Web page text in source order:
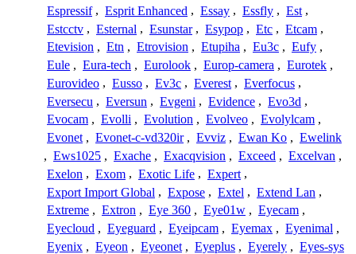
Espressif , Esprit Enhanced , Essay , Essfly , Est ,
Estcctv , Esternal , Esunstar , Esypop , Etc , Etcam ,
Etevision , Etn , Etrovision , Etupiha , Eu3c , Eufy ,
Eule , Eura-tech , Eurolook , Europ-camera , Eurotek ,
Eurovideo , Eusso , Ev3c , Everest , Everfocus ,
Eversecu , Eversun , Evgeni , Evidence , Evo3d ,
Evocam , Evolli , Evolution , Evolveo , Evolylcam ,
Evonet , Evonet-c-vd320ir , Evviz , Ewan Ko , Ewelink
, Ews1025 , Exache , Exacqvision , Exceed , Excelvan ,
Exelon , Exom , Exotic Life , Expert ,
Export Import Global , Expose , Extel , Extend Lan ,
Extreme , Extron , Eye 360 , Eye01w , Eyecam ,
Eyecloud , Eyeguard , Eyeipcam , Eyemax , Eyenimal ,
Eyenix , Eyeon , Eyeonet , Eyeplus , Eyerely , Eyes-sys